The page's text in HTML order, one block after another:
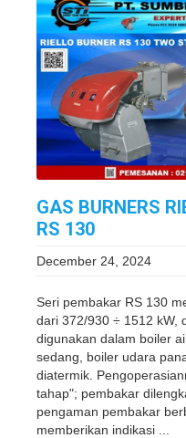
GAS BURNERS
RS 130
December 24, 2024
Seri pembakar RS 130
dari 372/930 ÷ 1512 kW,
digunakan dalam boiler
sedang, boiler udara
diatermik.
tahap"; pembakar
pengaman pembakar
memberikan indikasi ...